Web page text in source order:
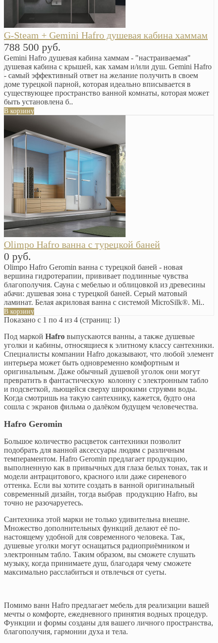
G-Steam + Gemini Hafro душевая кабина хаммам
788 500 руб.
Gemini Hafro душевая кабина хаммам - "настраиваемая"
душевая кабина с крышей, как хамам и/или душ. Gemini Hafro
- самый эффективный ответ на желание получить в своем
доме турецкой парной, которая идеально вписывается в
существующее пространство ванной комнаты, которая может
быть установлена б..
В корзину
Olimpo Hafro ванна с турецкой баней
0 руб.
Olimpo Hafro Geromin ванна с турецкой баней - новая
вершина гидротерапии, прививает подлинные чувства
благополучия. Сауна с мебелью и облицовкой из древесины
абачи: душевая зона с турецкой баней. Серый матовый
ламинат. Белая акриловая ванна с системой MicroSilk®. Mi..
В корзину
Показано с 1 по 4 из 4 (страниц: 1)
Под маркой Hafro выпускаются ванны, а также душевые
уголки и кабины, относящиеся к элитному классу сантехники.
Специалисты компании Hafro доказывают, что любой элемент
интерьера может быть одновременно комфортным и
оригинальным. Даже обычный душевой уголок они могут
превратить в фантастическую колонну с электронным табло
и подсветкой, льющейся сверху широкими струями воды.
Когда смотришь на такую сантехнику, кажется, будто она
сошла с экранов фильма о далёком будущем человечества.
Hafro Geromin
Большое количество расцветок сантехники позволит
подобрать для ванной аксессуары людям с различным
темпераментом. Hafro Geromin предлагает продукцию,
выполненную как в привычных для глаза белых тонах, так и
модели антрацитового, красного или даже сиреневого
оттенка. Если вы хотите создать в ванной оригинальный
современный дизайн, тогда выбрав продукцию Hafro, вы
точно не разочаруетесь.
Сантехника этой марки не только удивительна внешне.
Множество дополнительных функций делают её по-
настоящему удобной для современного человека. Так,
душевые уголки могут оснащаться радиоприёмником и
электронным табло. Таким образом, вы сможете слушать
музыку, когда принимаете душ, благодаря чему сможете
максимально расслабиться и отвлечься от суеты.
Помимо ванн Hafro предлагает мебель для реализации вашей
мечты о комфорте, ежедневного принятия водных процедур.
Функции и формы созданы для вашего личного пространства,
благополучия, гармонии духа и тела.